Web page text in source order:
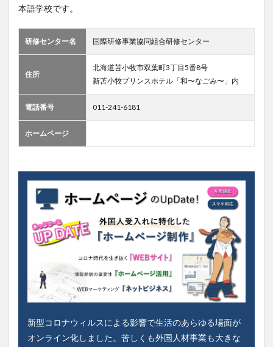
本語学校です。
研修センター名 国際研修事業協同組合研修センター
住所
北海道苫小牧市双葉町3丁目5番8号
新苫小牧プリンスホテル「和〜なごみ〜」内
電話番号 011-241-6181
ホームページ
新型コロナウィルスによる影響で生活のあらゆる場面が
オンライン化しました。苦しくも外国人材事業も大きな